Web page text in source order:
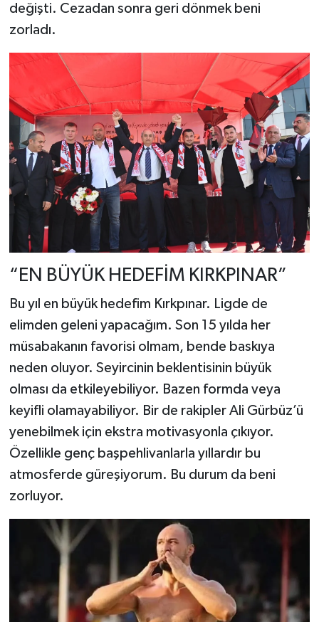
değişti. Cezadan sonra geri dönmek beni
zorladı.
“EN BÜYÜK HEDEFİM KIRKPINAR”
Bu yıl en büyük hedefim Kırkpınar. Ligde de
elimden geleni yapacağım. Son 15 yılda her
müsabakanın favorisi olmam, bende baskıya
neden oluyor. Seyircinin beklentisinin büyük
olması da etkileyebiliyor. Bazen formda veya
keyifli olamayabiliyor. Bir de rakipler Ali Gürbüz’ü
yenebilmek için ekstra motivasyonla çıkıyor.
Özellikle genç başpehlivanlarla yıllardır bu
atmosferde güreşiyorum. Bu durum da beni
zorluyor.